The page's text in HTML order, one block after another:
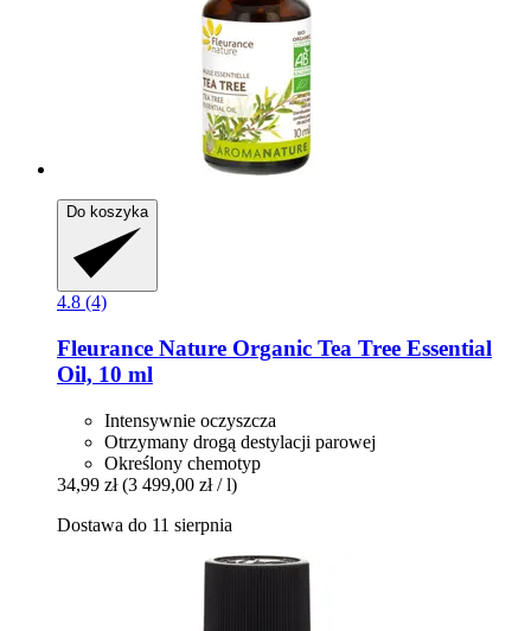
Do koszyka
4.8 (4)
Fleurance Nature Organic Tea Tree Essential
Oil, 10 ml
Intensywnie oczyszcza
Otrzymany drogą destylacji parowej
Określony chemotyp
34,99 zł (3 499,00 zł / l)
Dostawa do 11 sierpnia